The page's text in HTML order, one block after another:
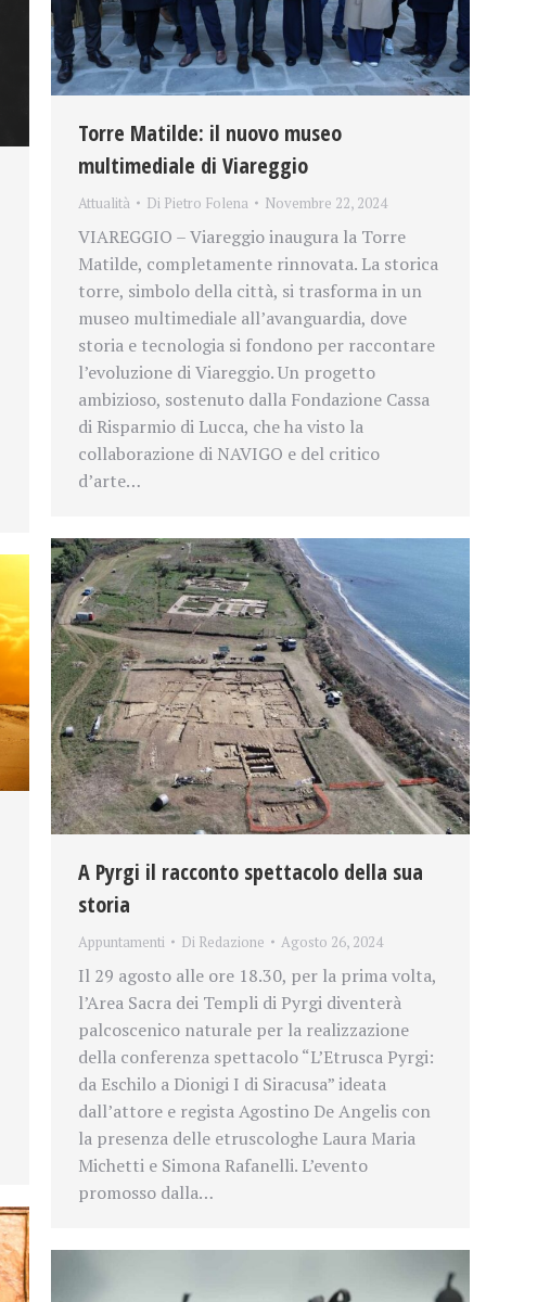
Torre Matilde: il nuovo museo
multimediale di Viareggio
Attualità Di Pietro Folena Novembre 22, 2024
VIAREGGIO – Viareggio inaugura la Torre
Matilde, completamente rinnovata. La storica
torre, simbolo della città, si trasforma in un
museo multimediale all’avanguardia, dove
storia e tecnologia si fondono per raccontare
l’evoluzione di Viareggio. Un progetto
ambizioso, sostenuto dalla Fondazione Cassa
di Risparmio di Lucca, che ha visto la
collaborazione di NAVIGO e del critico
d’arte…
A Pyrgi il racconto spettacolo della sua
storia
Appuntamenti Di Redazione Agosto 26, 2024
Il 29 agosto alle ore 18.30, per la prima volta,
l’Area Sacra dei Templi di Pyrgi diventerà
palcoscenico naturale per la realizzazione
della conferenza spettacolo “L’Etrusca Pyrgi:
da Eschilo a Dionigi I di Siracusa” ideata
dall’attore e regista Agostino De Angelis con
la presenza delle etruscologhe Laura Maria
Michetti e Simona Rafanelli. L’evento
promosso dalla…